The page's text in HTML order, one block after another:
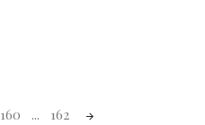
160 ... 162